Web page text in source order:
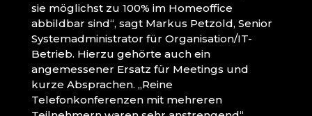
sie möglichst zu 100% im Homeoffice
abbildbar sind“, sagt Markus Petzold, Senior
Systemadministrator für Organisation/IT-
Betrieb. Hierzu gehörte auch ein
angemessener Ersatz für Meetings und
kurze Absprachen. „Reine
Telefonkonferenzen mit mehreren